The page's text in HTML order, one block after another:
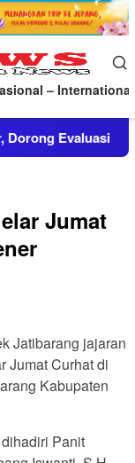
– International
Pelayanan
Jumat
Jatibarang jajaran
Jumat Curhat di
Kabupaten
Panit